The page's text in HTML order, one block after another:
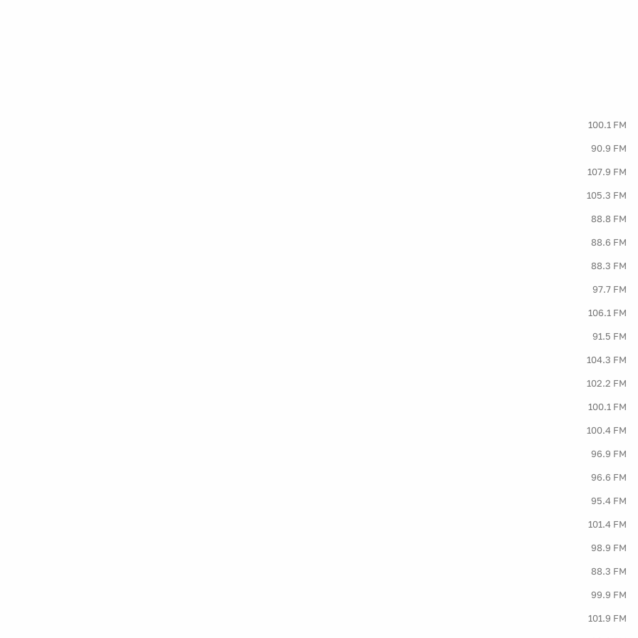
100.1 FM
90.9 FM
107.9 FM
105.3 FM
88.8 FM
88.6 FM
88.3 FM
97.7 FM
106.1 FM
91.5 FM
104.3 FM
102.2 FM
100.1 FM
100.4 FM
96.9 FM
96.6 FM
95.4 FM
101.4 FM
98.9 FM
88.3 FM
99.9 FM
101.9 FM